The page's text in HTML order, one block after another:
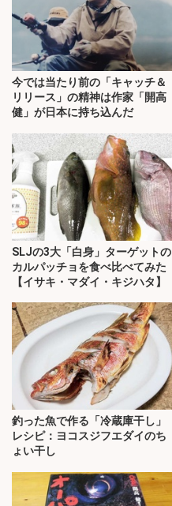
今では当たり前の「キャッチ＆
リリース」の精神は作家「開高
健」が日本に持ち込んだ
SLJの3大「白身」ターゲットの
カルパッチョを食べ比べてみた
【イサキ・マダイ・キジハタ】
釣った魚で作る「冷蔵庫干し」
レシピ：ヨコスジフエダイのち
ょい干し